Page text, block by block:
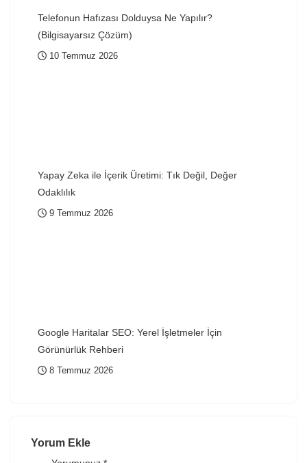
Telefonun Hafızası Dolduysa Ne Yapılır?
(Bilgisayarsız Çözüm)
10 Temmuz 2026
Yapay Zeka ile İçerik Üretimi: Tık Değil, Değer
Odaklılık
9 Temmuz 2026
Google Haritalar SEO: Yerel İşletmeler İçin
Görünürlük Rehberi
8 Temmuz 2026
Yorum Ekle